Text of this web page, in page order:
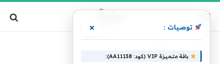
توصيات : ×
باقة متميزة VIP (كود: AA11138):